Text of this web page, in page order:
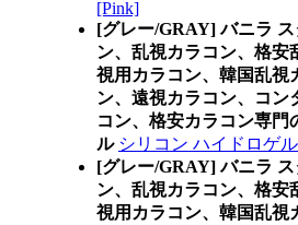
[Pink]
[グレー/GRAY] バニラ
ン、乱視カラコン、格安
視用カラコン、韓国乱視
ン、遠視カラコン、コン
コン、格安カラコン専門
ル シリコン ハイドロゲル
[グレー/GRAY] バニラ
ン、乱視カラコン、格安
視用カラコン、韓国乱視